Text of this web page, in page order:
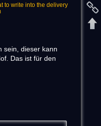
to write into the delivery
sein, dieser kann
Das ist für den